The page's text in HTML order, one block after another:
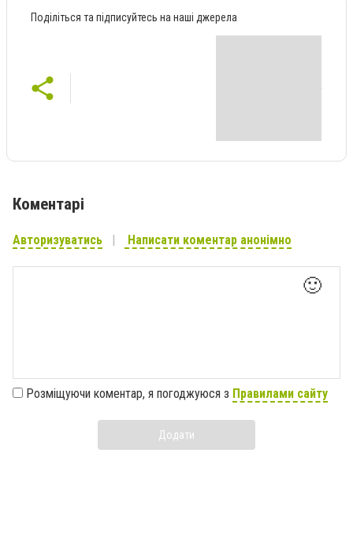
Поділіться та підписуйтесь на наші джерела
Коментарі
Авторизуватись Написати коментар анонімно
🙂
Розміщуючи коментар, я погоджуюся з Правилами сайту
Додати